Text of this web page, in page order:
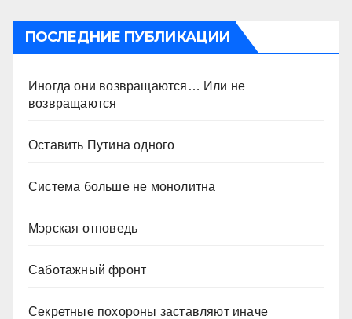
ПОСЛЕДНИЕ ПУБЛИКАЦИИ
Иногда они возвращаются… Или не
возвращаются
Оставить Путина одного
Система больше не монолитна
Мэрская отповедь
Саботажный фронт
Секретные похороны заставляют иначе